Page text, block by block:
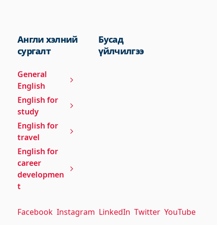
Англи хэлний
сургалт
General
English
English for
study
English for
travel
English for
career
developmen
t
Бусад
үйлчилгээ
Facebook Instagram LinkedIn Twitter YouTube